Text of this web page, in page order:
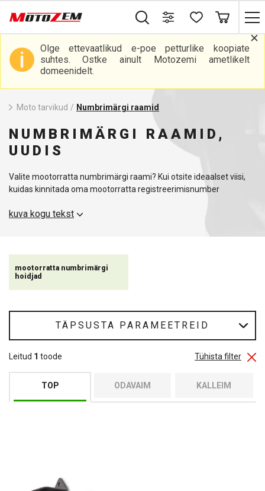
Olge ettevaatlikud e-poe petturlike koopiate
suhtes. Ostke ainult Motozemi ametlikelt
domeenidelt.
Moto tarvikud / Numbrimärgi raamid
NUMBRIMÄRGI RAAMID,
UUDIS
Valite mootorratta numbrimärgi raami? Kui otsite ideaalset viisi,
kuidas kinnitada oma mootorratta registreerimisnumber
mida vajate. Pakume laia valikut raame, mis mitte ainult ei
ja ohutust öisel ajal või kehvades ilmastikutingimustes. Need
kuva kogu tekst
mootorratta numbrimärgi
hoidjad
TÄPSUSTA PARAMEETREID
Tühista filter
Leitud 1 toode
TOP ODAVAIM KALLEIM